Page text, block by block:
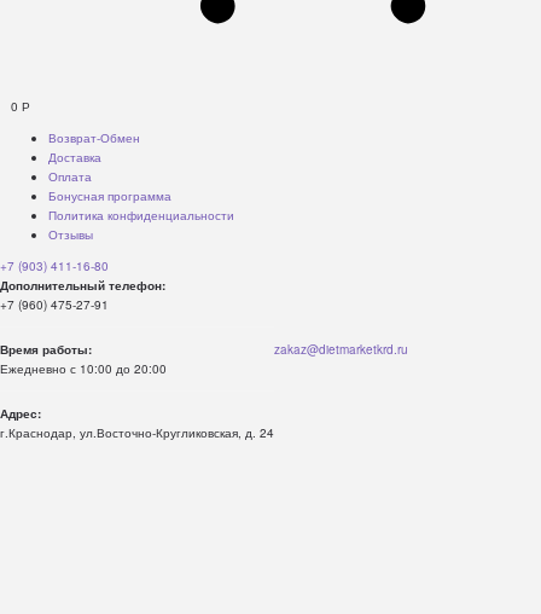
0 Р
Возврат-Обмен
Доставка
Оплата
Бонусная программа
Политика конфиденциальности
Отзывы
+7 (903) 411-16-80
Дополнительный телефон:
+7 (960) 475-27-91
Время работы:
Ежедневно с 10:00 до 20:00
Адрес:
г.Краснодар, ул.Восточно-Кругликовская, д. 24
zakaz@dietmarketkrd.ru